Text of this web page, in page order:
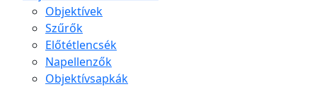
Objektívek
Szűrők
Előtétlencsék
Napellenzők
Objektívsapkák